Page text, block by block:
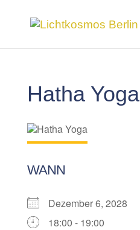
Hatha Yoga
WANN
Dezember 6, 2028
18:00 - 19:00